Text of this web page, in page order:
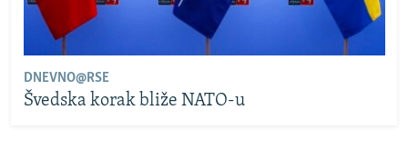
DNEVNO@RSE
Švedska korak bliže NATO-u